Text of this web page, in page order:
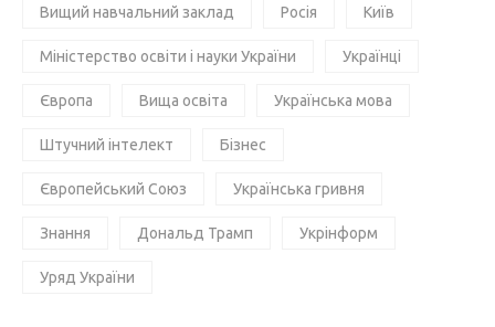
Вищий навчальний заклад Росія Київ
Міністерство освіти і науки України Українці
Європа Вища освіта Українська мова
Штучний інтелект Бізнес
Європейський Союз Українська гривня
Знання Дональд Трамп Укрінформ
Уряд України